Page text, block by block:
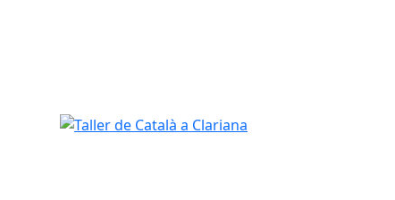
Taller de Català a Clariana